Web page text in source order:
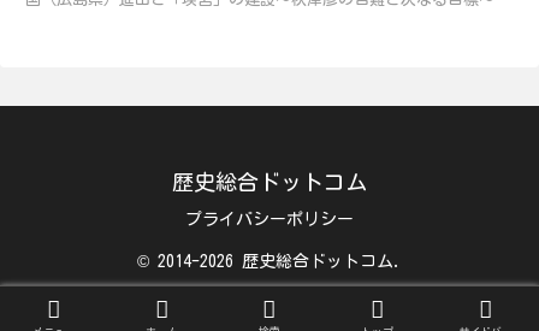
歴史総合ドットコム
プライバシーポリシー
© 2014-2026 歴史総合ドットコム.